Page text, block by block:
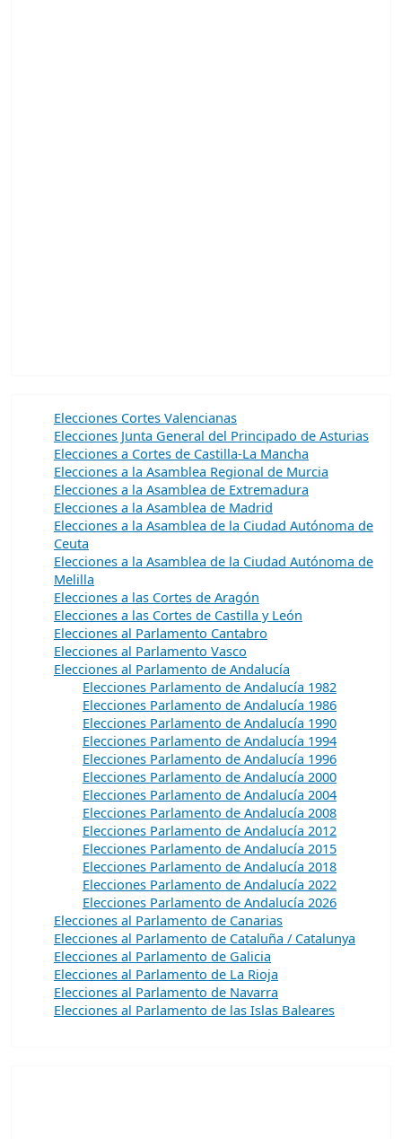
Elecciones Cortes Valencianas
Elecciones Junta General del Principado de Asturias
Elecciones a Cortes de Castilla-La Mancha
Elecciones a la Asamblea Regional de Murcia
Elecciones a la Asamblea de Extremadura
Elecciones a la Asamblea de Madrid
Elecciones a la Asamblea de la Ciudad Autónoma de
Ceuta
Elecciones a la Asamblea de la Ciudad Autónoma de
Melilla
Elecciones a las Cortes de Aragón
Elecciones a las Cortes de Castilla y León
Elecciones al Parlamento Cantabro
Elecciones al Parlamento Vasco
Elecciones al Parlamento de Andalucía
Elecciones Parlamento de Andalucía 1982
Elecciones Parlamento de Andalucía 1986
Elecciones Parlamento de Andalucía 1990
Elecciones Parlamento de Andalucía 1994
Elecciones Parlamento de Andalucía 1996
Elecciones Parlamento de Andalucía 2000
Elecciones Parlamento de Andalucía 2004
Elecciones Parlamento de Andalucía 2008
Elecciones Parlamento de Andalucía 2012
Elecciones Parlamento de Andalucía 2015
Elecciones Parlamento de Andalucía 2018
Elecciones Parlamento de Andalucía 2022
Elecciones Parlamento de Andalucía 2026
Elecciones al Parlamento de Canarias
Elecciones al Parlamento de Cataluña / Catalunya
Elecciones al Parlamento de Galicia
Elecciones al Parlamento de La Rioja
Elecciones al Parlamento de Navarra
Elecciones al Parlamento de las Islas Baleares